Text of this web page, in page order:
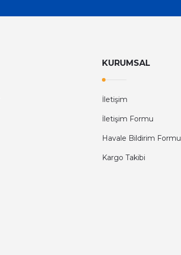
KURUMSAL
İletişim
İletişim Formu
Havale Bildirim Formu
Kargo Takibi